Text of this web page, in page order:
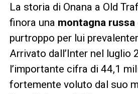
La storia di Onana a Old
finora una montagna
purtroppo per lui
Arrivato dall’Inter nel luglio
l’importante cifra di 44,1
fortemente voluto dal suo